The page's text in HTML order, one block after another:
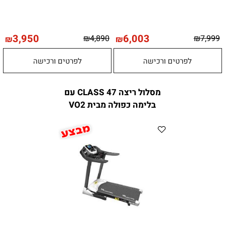
₪7,999
₪6,003
לפרטים ורכישה
₪4,890
₪3,950
לפרטים ורכישה
מסלול ריצה CLASS 47 עם
בלימה כפולה מבית VO2